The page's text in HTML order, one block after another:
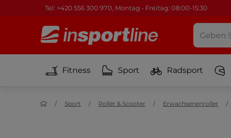
Tel: +420 556 300 970, Montag - Freitag: 08:00-15:30
Fitness Sport Radsport
Sport Roller & Scooter Erwachsenenroller